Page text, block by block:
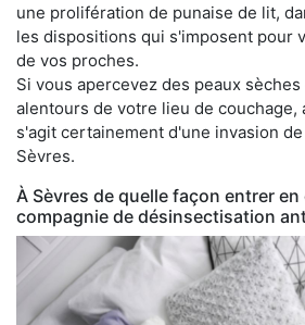
une prolifération de punaise de lit,
les dispositions qui s'imposent pour
de vos proches.
Si vous apercevez des peaux
alentours de votre lieu de couchage,
s'agit certainement d'une invasion
Sèvres.
À Sèvres de quelle façon entrer
compagnie de désinsectisation